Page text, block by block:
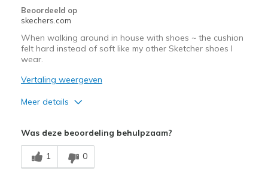
Width
Sizing
View On Shoes
I'm Really Into Shoes
Beoordeeld op
skechers.com
When walking around in house with shoes ~ the cushion
felt hard instead of soft like my other Sketcher shoes I
wear.
Vertaling weergeven
Meer details
Stylish
Was deze beoordeling behulpzaam?
1 0